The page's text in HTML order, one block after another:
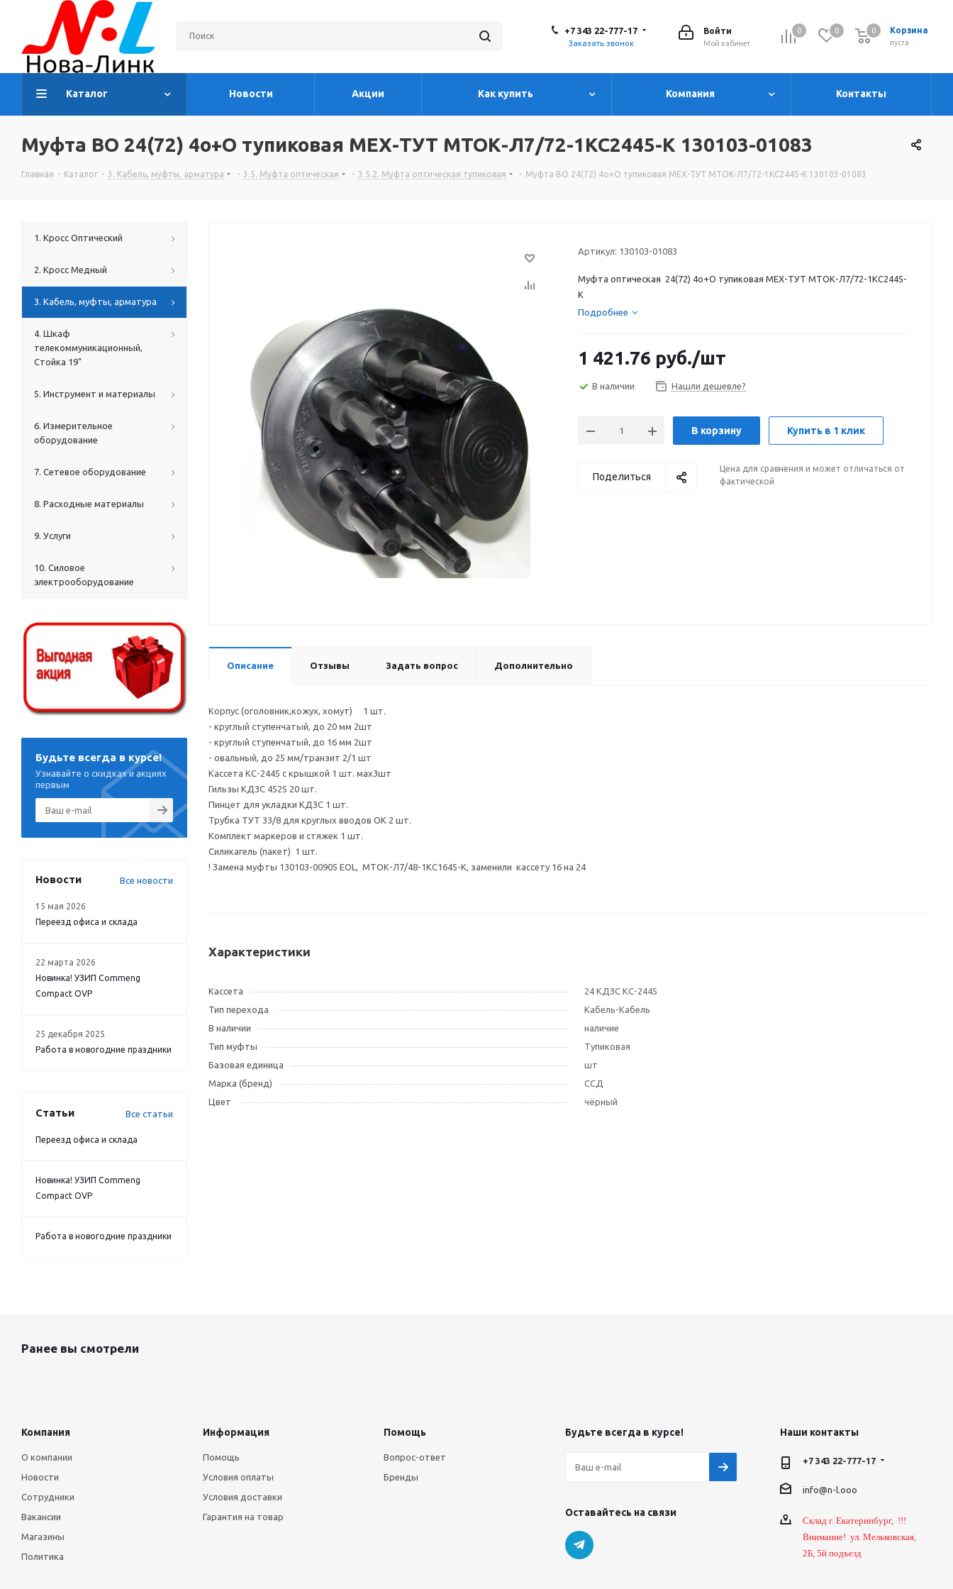
0 0 Корзина
0
пуста
0
Войти
Мой кабинет
+7 343 22-777-17
Заказать звонок
Каталог Новости Акции Как купить Компания Контакты
Муфта ВО 24(72) 4о+О тупиковая МЕХ-ТУТ МТОК-Л7/72-1КС2445-К 130103-01083
Главная - Каталог - 3. Кабель, муфты, арматура - 3.5. Муфта оптическая - 3.5.2. Муфта оптическая тупиковая - Муфта ВО 24(72) 4о+О тупиковая МЕХ-ТУТ МТОК-Л7/72-1КС2445-К 130103-01083
Артикул: 130103-01083
Муфта оптическая 24(72) 4о+О тупиковая МЕХ-ТУТ МТОК-Л7/72-1КС2445-
К
Подробнее
1 421.76 руб./шт
В наличии Нашли дешевле?
В корзину Купить в 1 клик
Поделиться
Цена для сравнения и может отличаться от
фактической
Описание Отзывы Задать вопрос Дополнительно
Корпус (оголовник,кожух, хомут) 1 шт.
- круглый ступенчатый, до 20 мм 2шт
- круглый ступенчатый, до 16 мм 2шт
- овальный, до 25 мм/транзит 2/1 шт
Кассета КС-2445 с крышкой 1 шт. мах3шт
Гильзы КДЗС 4525 20 шт.
Пинцет для укладки КДЗС 1 шт.
Трубка ТУТ 33/8 для круглых вводов ОК 2 шт.
Комплект маркеров и стяжек 1 шт.
Силикагель (пакет) 1 шт.
! Замена муфты 130103-00905 EOL, МТОК-Л7/48-1КС1645-К, заменили кассету 16 на 24
Характеристики
Кассета
24 КДЗС КС-2445
Тип перехода
Кабель-Кабель
В наличии
наличие
Тип муфты
Тупиковая
Базовая единица
шт
Марка (бренд)
ССД
Цвет
чёрный
1. Кросс Оптический
2. Кросс Медный
3. Кабель, муфты, арматура
4. Шкаф
телекоммуникационный,
Стойка 19"
5. Инструмент и материалы
6. Измерительное
оборудование
7. Сетевое оборудование
8. Расходные материалы
9. Услуги
10. Силовое
электрооборудование
Будьте всегда в курсе!
Узнавайте о скидках и акциях
первым
Новости Все новости
15 мая 2026
Переезд офиса и склада
22 марта 2026
Новинка! УЗИП Commeng
Compact OVP
25 декабря 2025
Работа в новогодние праздники
Статьи Все статьи
Переезд офиса и склада
Новинка! УЗИП Commeng
Compact OVP
Работа в новогодние праздники
Ранее вы смотрели
Компания
О компании
Новости
Сотрудники
Вакансии
Магазины
Политика
Информация
Помощь
Условия оплаты
Условия доставки
Гарантия на товар
Помощь
Вопрос-ответ
Бренды
Будьте всегда в курсе!
Оставайтесь на связи
Наши контакты
+7 343 22-777-17
info@n-l.ooo
Склад г. Екатеринбург, !!!
Внимание! ул. Мельковская,
2Б, 5й подъезд